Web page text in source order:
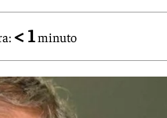
< 1 minuto